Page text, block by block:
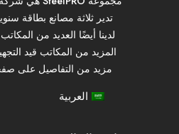
تدير ثلاثة مصانع بطاقة
لدينا أيضًا العديد من
المزيد من المكاتب قيد
مزيد من التفاصيل على
العربية